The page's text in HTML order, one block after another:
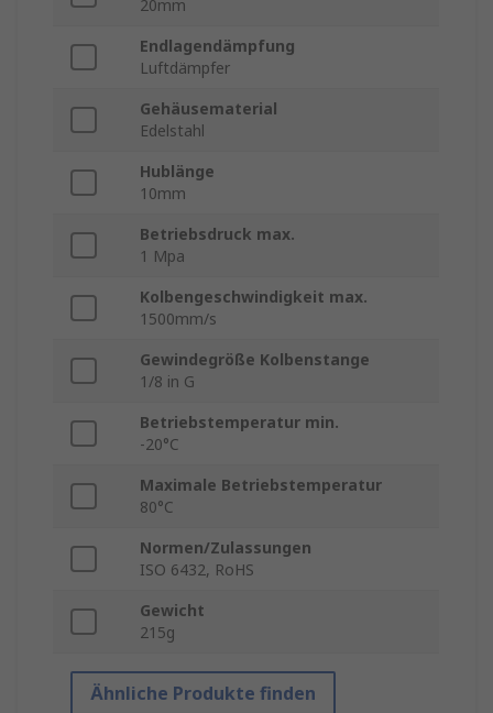
20mm
Endlagendämpfung
Luftdämpfer
Gehäusematerial
Edelstahl
Hublänge
10mm
Betriebsdruck max.
1 Mpa
Kolbengeschwindigkeit max.
1500mm/s
Gewindegröße Kolbenstange
1/8 in G
Betriebstemperatur min.
-20°C
Maximale Betriebstemperatur
80°C
Normen/Zulassungen
ISO 6432, RoHS
Gewicht
215g
Ähnliche Produkte finden